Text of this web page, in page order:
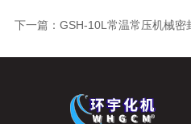
下一篇： GSH-10L常温常压机械密